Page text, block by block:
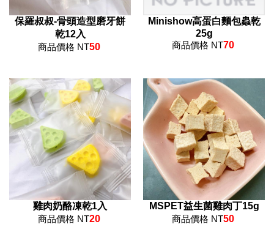
保羅叔叔-骨頭造型磨牙餅
乾12入
商品價格 NT50
Minishow高蛋白麵包蟲乾
25g
商品價格 NT70
雞肉奶酪凍乾1入
商品價格 NT20
MSPET益生菌雞肉丁15g
商品價格 NT50